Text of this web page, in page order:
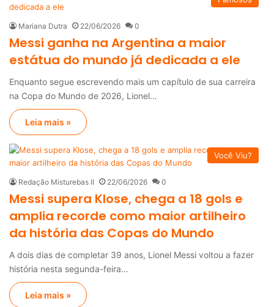
Mariana Dutra 22/06/2026 0
Messi ganha na Argentina a maior
estátua do mundo já dedicada a ele
Enquanto segue escrevendo mais um capítulo de sua carreira
na Copa do Mundo de 2026, Lionel…
Leia mais »
Você Viu?
Redação Misturebas II 22/06/2026 0
Messi supera Klose, chega a 18 gols e
amplia recorde como maior artilheiro
da história das Copas do Mundo
A dois dias de completar 39 anos, Lionel Messi voltou a fazer
história nesta segunda-feira…
Leia mais »